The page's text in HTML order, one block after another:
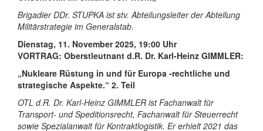
Brigadier DDr. STUPKA ist stv. Abteilungsleiter der Abteilung
Militärstrategie im Generalstab.
Dienstag, 11. November 2025, 19:00 Uhr
VORTRAG: Oberstleutnant d.R. Dr. Karl-Heinz GIMMLER:
„Nukleare Rüstung in und für Europa -rechtliche und
strategische Aspekte.“ 2. Teil
OTL d.R. Dr. Karl-Heinz GIMMLER ist Fachanwalt für
Transport- und Speditionsrecht, Fachanwalt für Steuerrecht
sowie Spezialanwalt für Kontraktlogistik. Er erhielt 2021 das